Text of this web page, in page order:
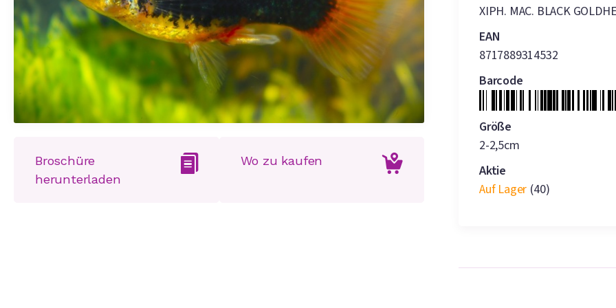
Broschüre
herunterladen
Wo zu kaufen
XIPH. MAC. BLACK
EAN
8717889314532
Barcode
Größe
2-2,5cm
Aktie
Auf Lager (40)